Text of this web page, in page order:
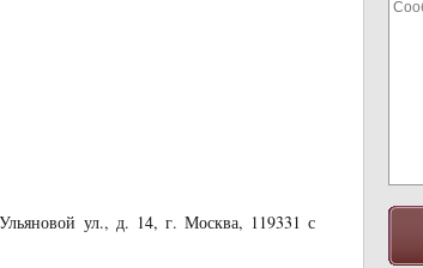
ул., д. 14, г. Москва, 119331 с